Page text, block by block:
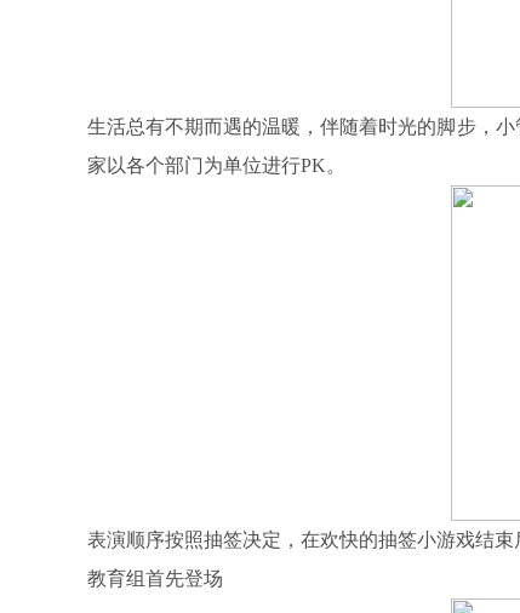
生活总有不期而遇的温暖，伴随着时光的脚步，
家以各个部门为单位进行PK。
表演顺序按照抽签决定，在欢快的抽签小游戏结束
教育组首先登场